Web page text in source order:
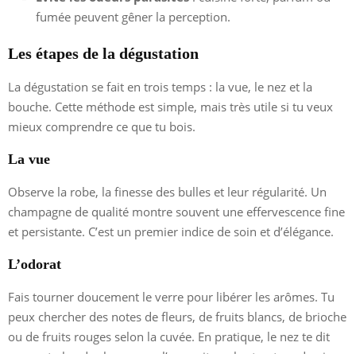
fumée peuvent gêner la perception.
Les étapes de la dégustation
La dégustation se fait en trois temps : la vue, le nez et la
bouche. Cette méthode est simple, mais très utile si tu veux
mieux comprendre ce que tu bois.
La vue
Observe la robe, la finesse des bulles et leur régularité. Un
champagne de qualité montre souvent une effervescence fine
et persistante. C’est un premier indice de soin et d’élégance.
L’odorat
Fais tourner doucement le verre pour libérer les arômes. Tu
peux chercher des notes de fleurs, de fruits blancs, de brioche
ou de fruits rouges selon la cuvée. En pratique, le nez te dit